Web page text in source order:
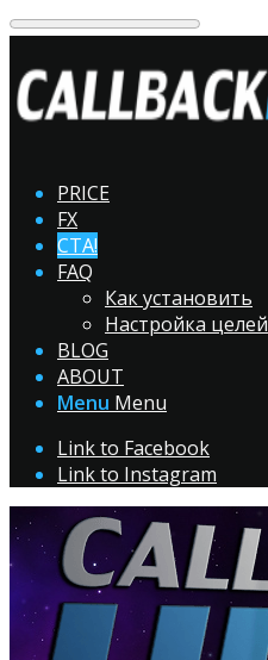
PRICE
FX
CTA!
FAQ
Как установить
Настройка целей
BLOG
ABOUT
Menu Menu
Link to Facebook
Link to Instagram